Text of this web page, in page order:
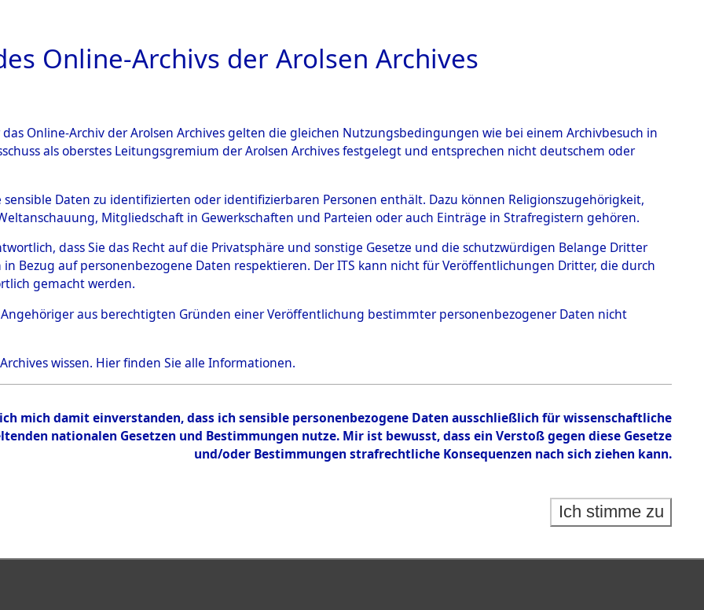
ARCHIVALE ÜBERSICHT BILD
0003 (108592347)
Person UNBEKANNT
Bestand
Online-Archivs der Arolsen Archives
Online-Archiv der Arolsen Archives gelten die gleichen Nutzungsbedingungen wie bei einem Archivbesuch in
als oberstes Leitungsgremium der Arolsen Archives festgelegt und entsprechen nicht deutschem oder
sensible Daten zu identifizierten oder identifizierbaren Personen enthält. Dazu können Religionszugehörigkeit,
Mitgliedschaft in Gewerkschaften und Parteien oder auch Einträge in Strafregistern gehören.
dass Sie das Recht auf die Privatsphäre und sonstige Gesetze und die schutzwürdigen Belange Dritter
Bezug auf personenbezogene Daten respektieren. Der ITS kann nicht für Veröffentlichungen Dritter, die durch
gemacht werden.
Angehöriger aus berechtigten Gründen einer Veröffentlichung bestimmter personenbezogener Daten nicht
wissen. Hierfinden Sie alle Informationen.
mich damit einverstanden, dass ich sensible personenbezogene Daten ausschließlich für wissenschaftliche
nationalen Gesetzen und Bestimmungen nutze. Mir ist bewusst, dass ein Verstoß gegen diese Gesetze
und/oder Bestimmungen strafrechtliche Konsequenzen nach sich ziehen kann.
Ich stimme zu